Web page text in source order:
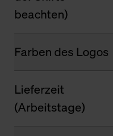
beachten)
Farben des Logos
Lieferzeit
(Arbeitstage)